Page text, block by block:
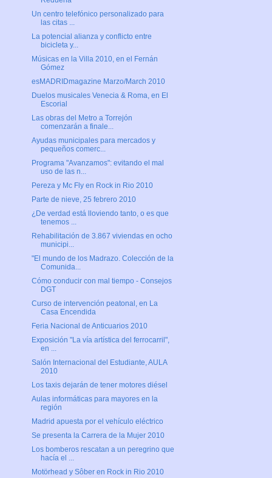
Un centro telefónico personalizado para
las citas ...
La potencial alianza y conflicto entre
bicicleta y...
Músicas en la Villa 2010, en el Fernán
Gómez
esMADRIDmagazine Marzo/March 2010
Duelos musicales Venecia & Roma, en El
Escorial
Las obras del Metro a Torrejón
comenzarán a finale...
Ayudas municipales para mercados y
pequeños comerc...
Programa "Avanzamos": evitando el mal
uso de las n...
Pereza y Mc Fly en Rock in Rio 2010
Parte de nieve, 25 febrero 2010
¿De verdad está lloviendo tanto, o es que
tenemos ...
Rehabilitación de 3.867 viviendas en ocho
municipi...
"El mundo de los Madrazo. Colección de la
Comunida...
Cómo conducir con mal tiempo - Consejos
DGT
Curso de intervención peatonal, en La
Casa Encendida
Feria Nacional de Anticuarios 2010
Exposición "La vía artística del ferrocarril",
en ...
Salón Internacional del Estudiante, AULA
2010
Los taxis dejarán de tener motores diésel
Aulas informáticas para mayores en la
región
Madrid apuesta por el vehículo eléctrico
Se presenta la Carrera de la Mujer 2010
Los bomberos rescatan a un peregrino que
hacía el ...
Motörhead y Sôber en Rock in Rio 2010